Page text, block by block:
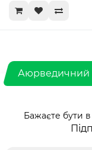
бути, і людина
відвідування
зовні. Часто
доводиться
неможливо
Безболісна,
час або після
Кров зазвичай
Аюрведичний
Бажаєте бути в